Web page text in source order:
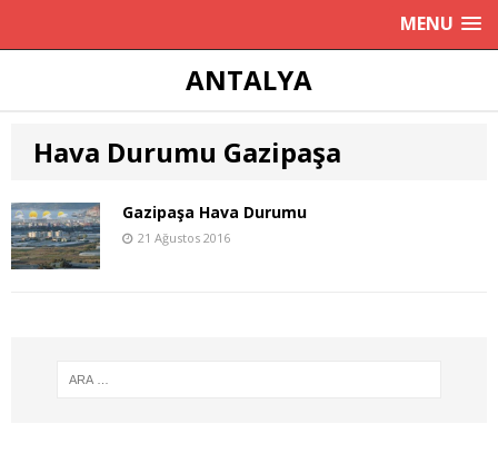
MENU
ANTALYA
Hava Durumu Gazipaşa
Gazipaşa Hava Durumu
21 Ağustos 2016